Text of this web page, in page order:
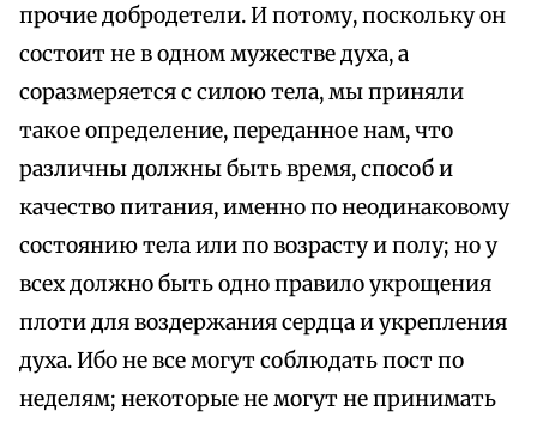
прочие добродетели. И потому, поскольку он
состоит не в одном мужестве духа, а
соразмеряется с силою тела, мы приняли
такое определение, переданное нам, что
различны должны быть время, способ и
качество питания, именно по неодинаковому
состоянию тела или по возрасту и полу; но у
всех должно быть одно правило укрощения
плоти для воздержания сердца и укрепления
духа. Ибо не все могут соблюдать пост по
неделям; некоторые не могут не принимать